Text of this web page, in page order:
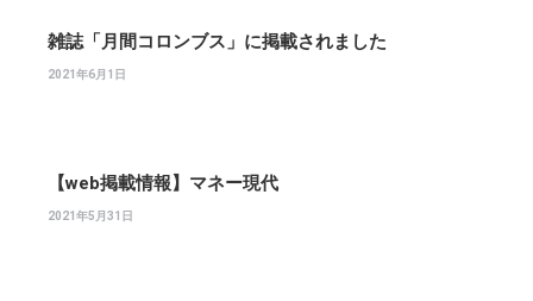
雑誌「月間コロンブス」に掲載されました
2021年6月1日
【web掲載情報】マネー現代
2021年5月31日